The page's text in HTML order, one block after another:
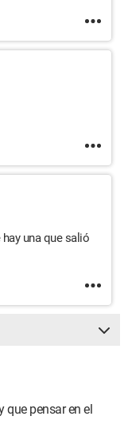
una que salió
que pensar en el